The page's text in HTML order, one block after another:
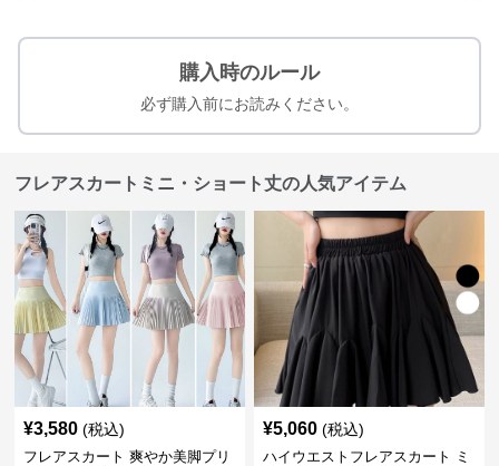
購入時のルール
必ず購入前にお読みください。
フレアスカートミニ・ショート丈の人気アイテム
¥3,580 (税込)
フレアスカート 爽やか美脚プリ
¥5,060 (税込)
ハイウエストフレアスカート ミ